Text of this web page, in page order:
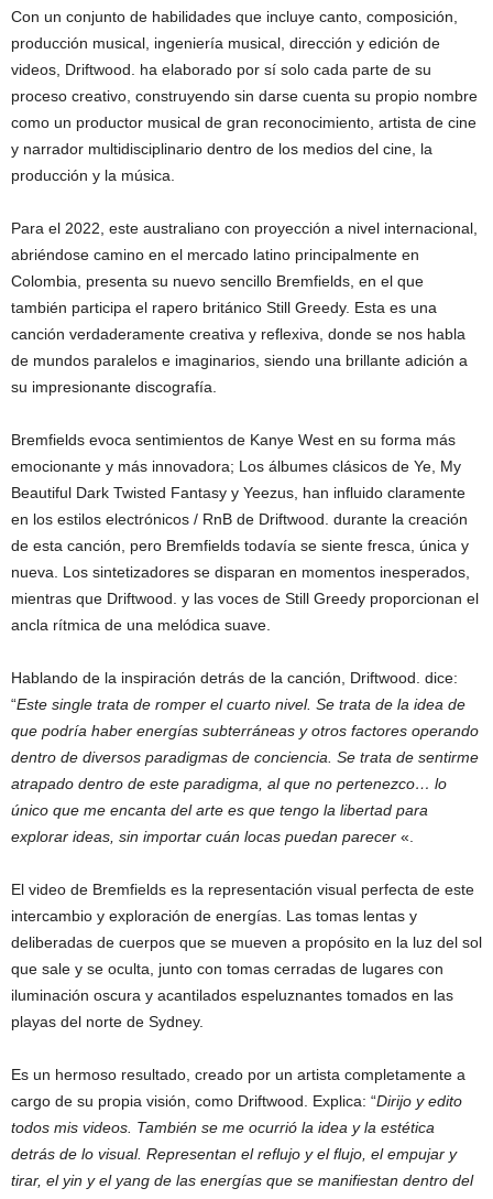
Con un conjunto de habilidades que incluye canto, composición,
producción musical, ingeniería musical, dirección y edición de
videos, Driftwood. ha elaborado por sí solo cada parte de su
proceso creativo, construyendo sin darse cuenta su propio nombre
como un productor musical de gran reconocimiento, artista de cine
y narrador multidisciplinario dentro de los medios del cine, la
producción y la música.
Para el 2022, este australiano con proyección a nivel internacional,
abriéndose camino en el mercado latino principalmente en
Colombia, presenta su nuevo sencillo Bremfields, en el que
también participa el rapero británico Still Greedy. Esta es una
canción verdaderamente creativa y reflexiva, donde se nos habla
de mundos paralelos e imaginarios, siendo una brillante adición a
su impresionante discografía.
Bremfields evoca sentimientos de Kanye West en su forma más
emocionante y más innovadora; Los álbumes clásicos de Ye, My
Beautiful Dark Twisted Fantasy y Yeezus, han influido claramente
en los estilos electrónicos / RnB de Driftwood. durante la creación
de esta canción, pero Bremfields todavía se siente fresca, única y
nueva. Los sintetizadores se disparan en momentos inesperados,
mientras que Driftwood. y las voces de Still Greedy proporcionan el
ancla rítmica de una melódica suave.
Hablando de la inspiración detrás de la canción, Driftwood. dice:
“Este single trata de romper el cuarto nivel. Se trata de la idea de
que podría haber energías subterráneas y otros factores operando
dentro de diversos paradigmas de conciencia. Se trata de sentirme
atrapado dentro de este paradigma, al que no pertenezco… lo
único que me encanta del arte es que tengo la libertad para
explorar ideas, sin importar cuán locas puedan parecer «.
El video de Bremfields es la representación visual perfecta de este
intercambio y exploración de energías. Las tomas lentas y
deliberadas de cuerpos que se mueven a propósito en la luz del sol
que sale y se oculta, junto con tomas cerradas de lugares con
iluminación oscura y acantilados espeluznantes tomados en las
playas del norte de Sydney.
Es un hermoso resultado, creado por un artista completamente a
cargo de su propia visión, como Driftwood. Explica: “Dirijo y edito
todos mis videos. También se me ocurrió la idea y la estética
detrás de lo visual. Representan el reflujo y el flujo, el empujar y
tirar, el yin y el yang de las energías que se manifiestan dentro del